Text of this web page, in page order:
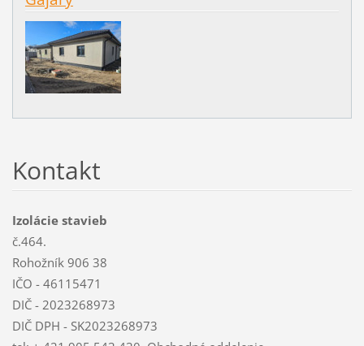
Kontakt
Izolácie stavieb
č.464.
Rohožník 906 38
IČO - 46115471
DIČ - 2023268973
DIČ DPH - SK2023268973